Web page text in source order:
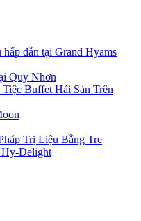
dẫn tại Grand Hyams
Quy Nhơn
Buffet Hải Sản Trên
Trị Liệu Bằng Tre
Hy-Delight